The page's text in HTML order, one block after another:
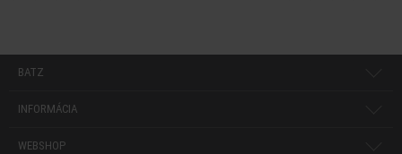
BATZ
INFORMÁCIA
WEBSHOP